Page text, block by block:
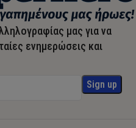
μας για να
ενημερώσεις και